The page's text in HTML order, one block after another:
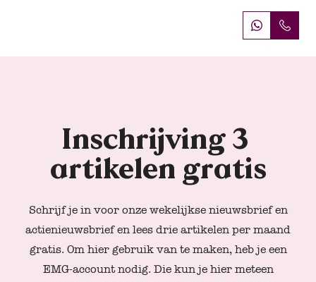
Inschrijving 3
artikelen gratis
Schrijf je in voor onze wekelijkse nieuwsbrief en
actienieuwsbrief en lees drie artikelen per maand
gratis. Om hier gebruik van te maken, heb je een
EMG-account nodig. Die kun je hier meteen